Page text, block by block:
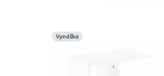
Vynáška